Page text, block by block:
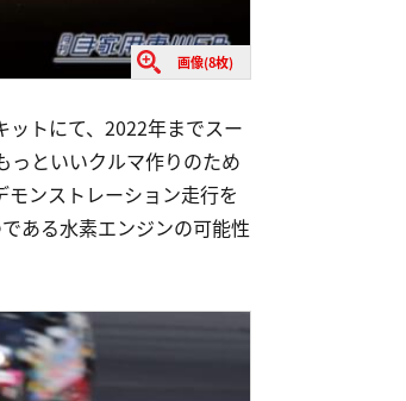
画像(8枚)
ットにて、2022年までスー
っといいクルマ作りのため
ンストレーション走行を
ある水素エンジンの可能性